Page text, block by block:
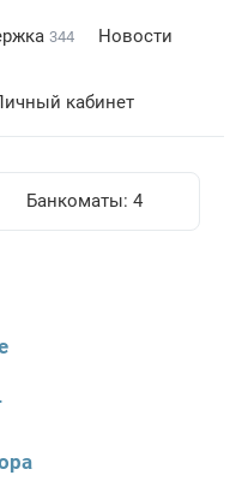
344 Новости
кабинет
Банкоматы: 4